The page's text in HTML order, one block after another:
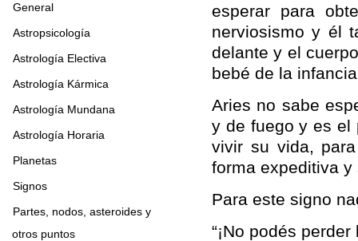
General
Astropsicología
Astrología Electiva
Astrología Kármica
Astrología Mundana
Astrología Horaria
Planetas
Signos
Partes, nodos, asteroides y
otros puntos
esperar para
nerviosismo y él
delante y el
bebé de la
Aries no sabe
y de fuego y es el
vivir su vida,
forma expeditiva
Para este signo
“¡No podés perder